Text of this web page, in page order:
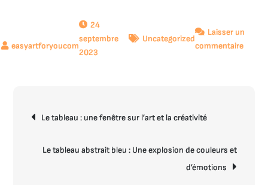
24
septembre
2023
Uncategorized
Laisser un
commentairesur
deLe tableau : une fenêtre sur l’art et la créativité
Le tableau abstrait bleu : Une explosion de couleurs et
d’émotions